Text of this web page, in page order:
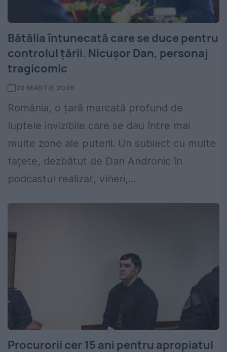
Bătălia întunecată care se duce pentru
controlul țării. Nicușor Dan, personaj
tragicomic
20 MARTIE 2026
România, o țară marcată profund de
luptele invizibile care se dau între mai
multe zone ale puterii. Un subiect cu multe
fațete, dezbătut de Dan Andronic în
podcastul realizat, vineri,...
Procurorii cer 15 ani pentru apropiatul